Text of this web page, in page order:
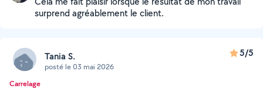
surprend agréablement le client.
Tania S.
posté le 03 mai 2026
5/5
Carrelage